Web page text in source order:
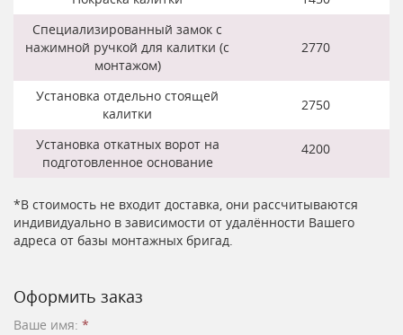
Специализированный замок с
нажимной ручкой для калитки (с
монтажом)
2770
Установка отдельно стоящей
калитки
2750
Установка откатных ворот на
подготовленное основание
4200
*В стоимость не входит доставка, они рассчитываются
индивидуально в зависимости от удалённости Вашего
адреса от базы монтажных бригад.
Оформить заказ
Ваше имя: *